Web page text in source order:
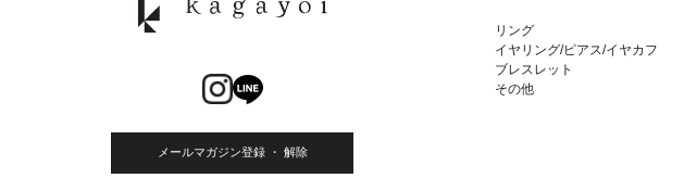
メールマガジン登録 ・ 解除
リング
イヤリング/ピアス/イヤカフ
ブレスレット
その他